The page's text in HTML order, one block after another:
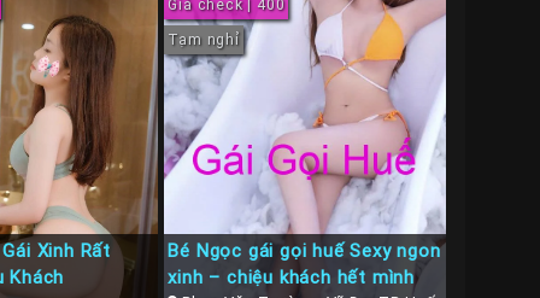
Xinh Rất
Khách
Giá check | 400
Tạm nghỉ
Bé Ngọc gái gọi huế Sexy ngon
xinh – chiệu khách hết mình